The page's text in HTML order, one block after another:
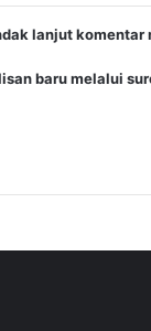
lanjut komentar
baru melalui